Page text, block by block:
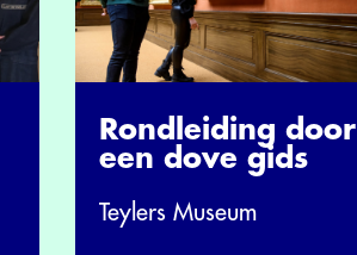
Rondleiding door
een dove gids
Teylers Museum